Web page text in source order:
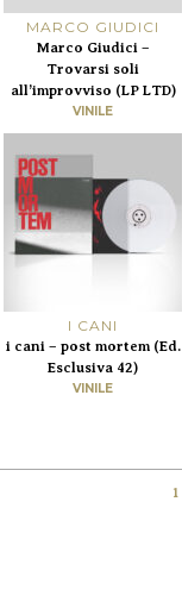
MARCO GIUDICI
Marco Giudici –
Trovarsi soli
all’improvviso (LP LTD)
VINILE
I CANI
i cani – post mortem (Ed.
Esclusiva 42)
VINILE
1